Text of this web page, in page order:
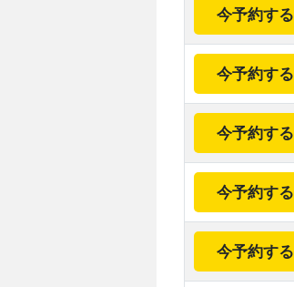
今予約する
今予約する
今予約する
今予約する
今予約する